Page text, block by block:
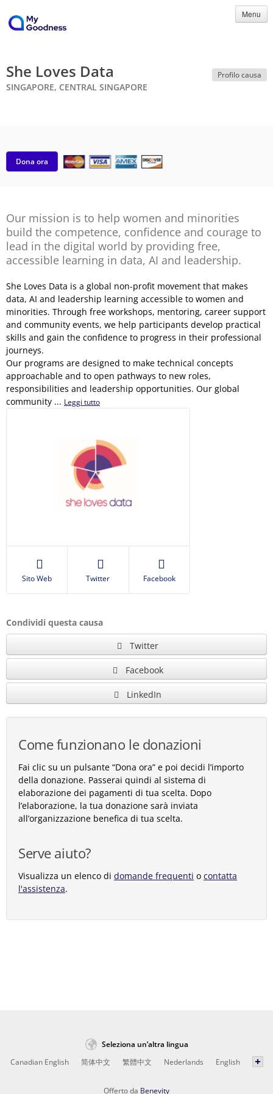
Menu
Profilo causa
She Loves Data
SINGAPORE, CENTRAL SINGAPORE
Dona ora
Our mission is to help women and minorities
build the competence, confidence and courage to
lead in the digital world by providing free,
accessible learning in data, AI and leadership.
She Loves Data is a global non-profit movement that makes
data, AI and leadership learning accessible to women and
minorities. Through free workshops, mentoring, career support
and community events, we help participants develop practical
skills and gain the confidence to progress in their professional
journeys.
Our programs are designed to make technical concepts
approachable and to open pathways to new roles,
responsibilities and leadership opportunities. Our global
community ... Leggi tutto
Sito Web Twitter Facebook
Condividi questa causa
Twitter
Facebook
LinkedIn
Come funzionano le donazioni
Fai clic su un pulsante “Dona ora” e poi decidi l’importo
della donazione. Passerai quindi al sistema di
elaborazione dei pagamenti di tua scelta. Dopo
l’elaborazione, la tua donazione sarà inviata
all’organizzazione benefica di tua scelta.
Serve aiuto?
Visualizza un elenco di domande frequenti o contatta
l'assistenza.
Seleziona un’altra lingua
Canadian English
简体中文 繁體中文 Nederlands English
Offerto da Benevity